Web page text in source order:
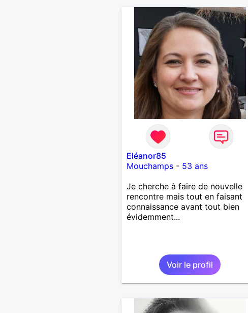
Eléanor85
Mouchamps- 53 ans
Je cherche à faire de nouvelle
rencontre mais tout en faisant
connaissance avant tout bien
évidemment...
Voir le profil